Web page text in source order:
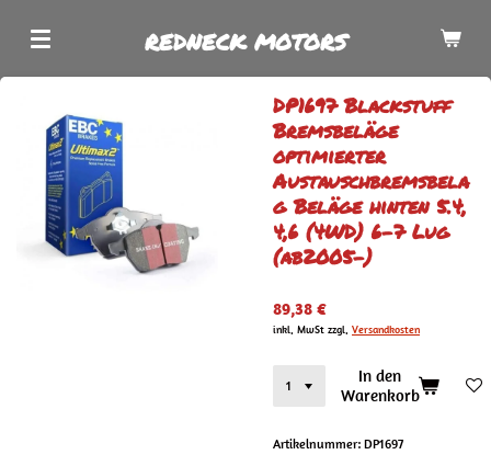
Hauptinhalt
REDNECK MOTORS
DP1697 Blackstuff
Bremsbeläge
optimierter
Austauschbremsbela
g Beläge hinten 5.4,
4,6 (4WD) 6-7 Lug
(ab2005-)
89,38 €
inkl. MwSt zzgl. Versandkosten
In den
Warenkorb
Artikelnummer: DP1697